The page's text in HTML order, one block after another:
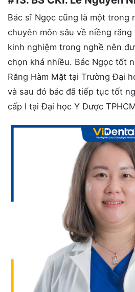
Bác sĩ Ngọc cũng là một trong
chuyên môn sâu về niềng răng
kinh nghiệm trong nghề nên
chọn khá nhiều. Bác Ngọc tốt
Răng Hàm Mặt tại Trường Đại
và sau đó bác đã tiếp tục tốt
cấp I tại Đại học Y Dược